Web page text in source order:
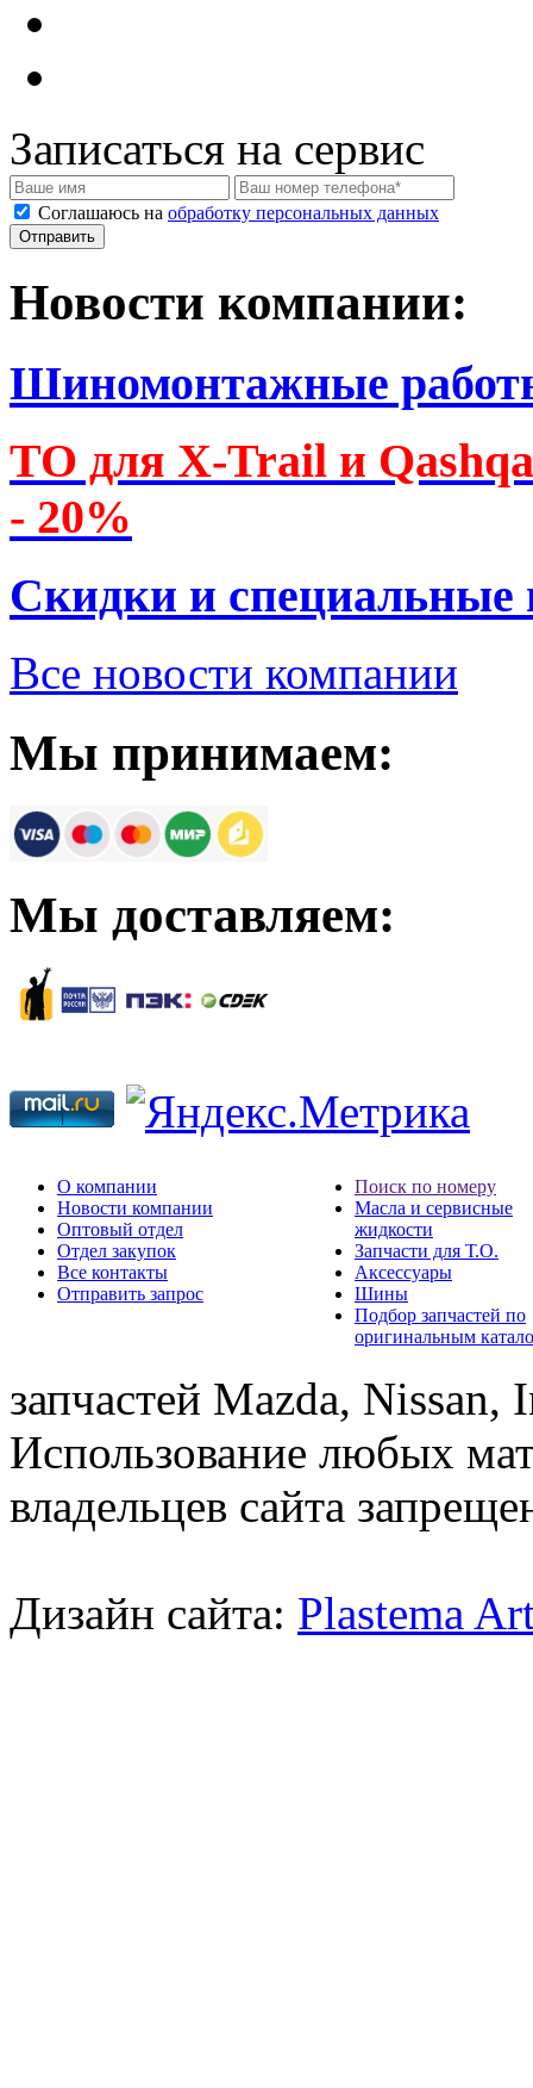
Записаться на сервис
Соглашаюсь на обработку персональных данных
Новости компании:
Шиномонтажные
ТО для X-Trail и
- 20%
Скидки и специальные
Все новости компании
Мы принимаем:
Мы доставляем:
О компании
Новости компании
Оптовый отдел
Отдел закупок
Все контакты
Отправить запрос
Поиск по номеру
Масла и сервисные
жидкости
Запчасти для Т.О.
Аксессуары
Шины
Подбор запчастей по
оригинальным
запчастей Mazda,
Использование любых
владельцев сайта
Дизайн сайта: Plastema